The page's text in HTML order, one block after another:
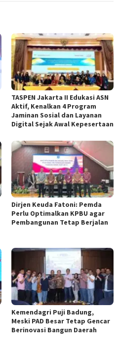
TASPEN Jakarta II Edukasi ASN
Aktif, Kenalkan 4 Program
Jaminan Sosial dan Layanan
Digital Sejak Awal Kepesertaan
Dirjen Keuda Fatoni: Pemda
Perlu Optimalkan KPBU agar
Pembangunan Tetap Berjalan
Kemendagri Puji Badung,
Meski PAD Besar Tetap Gencar
Berinovasi Bangun Daerah